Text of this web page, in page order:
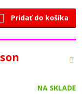
Pridať do košíka
NA SKLADE